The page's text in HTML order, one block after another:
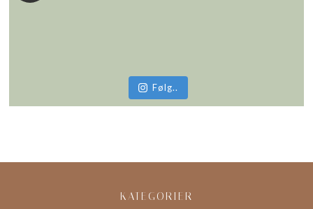
Følg..
KATEGORIER